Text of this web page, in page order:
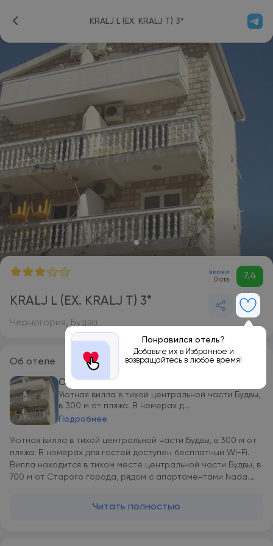
KRALJ L (EX. KRALJ T) 3*
0 отз. 7.4
KRALJ L (EX. KRALJ T) 3*
Понравился отель?
Добавьте их в Избранное и
возвращайтесь в любое время!
Черногория, Будва
Об отеле
Об отеле
Уютная вилла в тихой центральной части Будвы,
в 300 м от пляжа. В номерах д...
Подробнее
Уютная вилла в тихой центральной части Будвы, в 300 м от
пляжа. В номерах для гостей доступен бесплатный Wi-Fi.
Вилла находится в тихом месте центральной части Будвы, в
700 м от Старого города, рядом с апартаментами Nada.
ресторанчиков и магазинов, в 80 м от виллы есть аптека. ​
Читать полностью